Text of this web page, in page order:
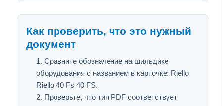
Как проверить, что это нужный
документ
Сравните обозначение на шильдике
оборудования с названием в карточке: Riello
Riello 40 Fs 40 FS.
Проверьте, что тип PDF соответствует